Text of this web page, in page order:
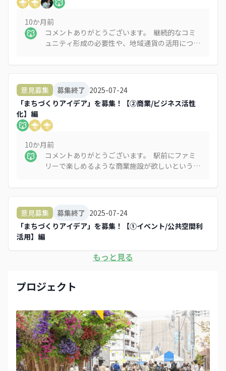
10か月前
コメントありがとうございます。 継続的なコミ
ュニティ形成の必要性や、地域通貨の活用につい
ていただきます。ご紹介いただいた情報も含め、
貴重なご意見をありがとうございました。
意見募集 募集終了 2025-07-24
「まちづくりアイデア」を募集！【②商業/ビジネス活性
化】編
10か月前
コメントありがとうございます。 駅前にファミ
リーで楽しめるような商業施設が欲しいというご
る空間づくり」を重視した取り組みを進めてお
り、いただいたようなニーズも大切にしながら、
この地域の魅力向上につながる方法を模索してま
意見募集 募集終了 2025-07-24
「まちづくりアイデア」を募集！【①イベント/公共空間利
活用】編
もっと見る
プロジェクト